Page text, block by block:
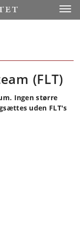
(FLT)
Ingen større
uden FLT's